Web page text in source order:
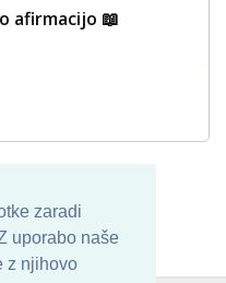
zaradi
uporabo naše
z njihovo
afirmacijo 📖